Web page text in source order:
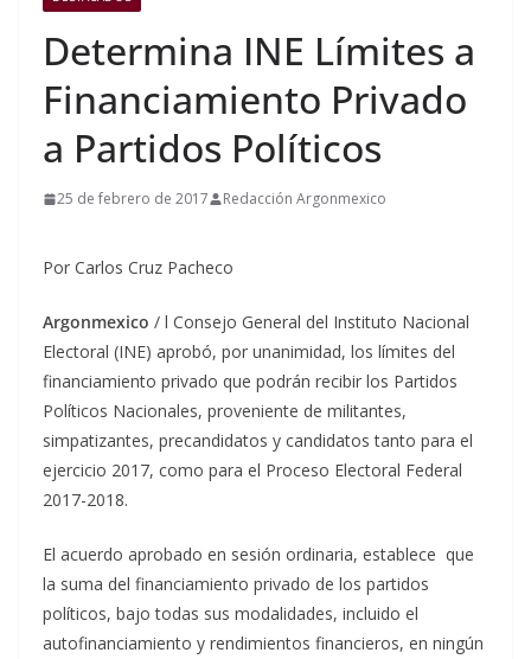
Determina INE Límites a
Financiamiento Privado
a Partidos Políticos
25 de febrero de 2017 Redacción Argonmexico
Por Carlos Cruz Pacheco
Argonmexico / l Consejo General del Instituto Nacional
Electoral (INE) aprobó, por unanimidad, los límites del
financiamiento privado que podrán recibir los Partidos
Políticos Nacionales, proveniente de militantes,
simpatizantes, precandidatos y candidatos tanto para el
ejercicio 2017, como para el Proceso Electoral Federal
2017-2018.
El acuerdo aprobado en sesión ordinaria, establece que
la suma del financiamiento privado de los partidos
políticos, bajo todas sus modalidades, incluido el
autofinanciamiento y rendimientos financieros, en ningún